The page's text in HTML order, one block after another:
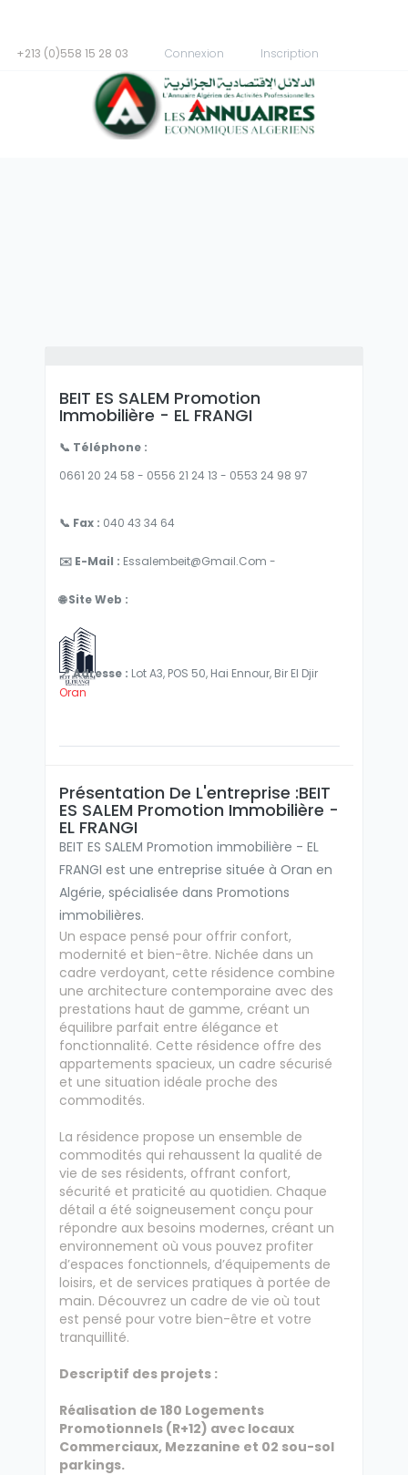
+213 (0)558 15 28 03 Connexion Inscription
BEIT ES SALEM Promotion
Immobilière - EL FRANGI
📞 Téléphone :
0661 20 24 58 - 0556 21 24 13 - 0553 24 98 97
📞 Fax : 040 43 34 64
✉️ E-Mail : Essalembeit@gmail.com -
🌐 Site Web :
📍 Adresse : Lot A3, POS 50, Hai Ennour, Bir El Djir
Oran
Présentation De L'entreprise :BEIT
ES SALEM Promotion Immobilière -
EL FRANGI
BEIT ES SALEM Promotion immobilière - EL
FRANGI est une entreprise située à Oran en
Algérie, spécialisée dans Promotions
immobilières.
Un espace pensé pour offrir confort,
modernité et bien-être. Nichée dans un
cadre verdoyant, cette résidence combine
une architecture contemporaine avec des
prestations haut de gamme, créant un
équilibre parfait entre élégance et
fonctionnalité. Cette résidence offre des
appartements spacieux, un cadre sécurisé
et une situation idéale proche des
commodités.
La résidence propose un ensemble de
commodités qui rehaussent la qualité de
vie de ses résidents, offrant confort,
sécurité et praticité au quotidien. Chaque
détail a été soigneusement conçu pour
répondre aux besoins modernes, créant un
environnement où vous pouvez profiter
d’espaces fonctionnels, d’équipements de
loisirs, et de services pratiques à portée de
main. Découvrez un cadre de vie où tout
est pensé pour votre bien-être et votre
tranquillité.
Descriptif des projets :
Réalisation de 180 Logements
Promotionnels (R+12) avec locaux
Commerciaux, Mezzanine et 02 sou-sol
parkings.